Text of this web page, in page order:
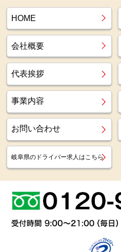
HOME
会社概要
代表挨拶
事業内容
お問い合わせ
岐阜県のドライバー求人はこちら